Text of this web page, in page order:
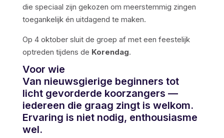
die speciaal zijn gekozen om meerstemmig zingen
toegankelijk én uitdagend te maken.
Op 4 oktober sluit de groep af met een feestelijk
optreden tijdens de Korendag.
Voor wie
Van nieuwsgierige beginners tot
licht gevorderde koorzangers —
iedereen die graag zingt is welkom.
Ervaring is niet nodig, enthousiasme
wel.